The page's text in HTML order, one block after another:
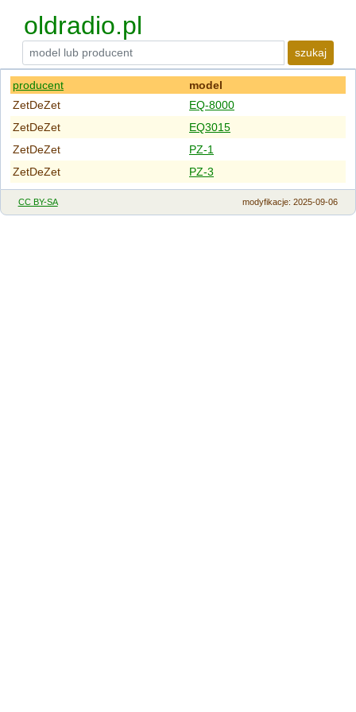
oldradio.pl
szukaj
producent
model
ZetDeZet
EQ-8000
ZetDeZet
EQ3015
ZetDeZet
PZ-1
ZetDeZet
PZ-3
CC BY-SA modyfikacje: 2025-09-06